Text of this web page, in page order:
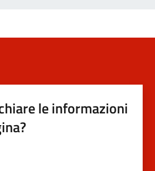
le informazioni